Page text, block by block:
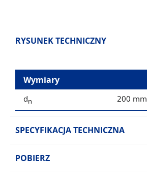
RYSUNEK TECHNICZNY
Wymiary
dn 200 mm
SPECYFIKACJA TECHNICZNA
POBIERZ